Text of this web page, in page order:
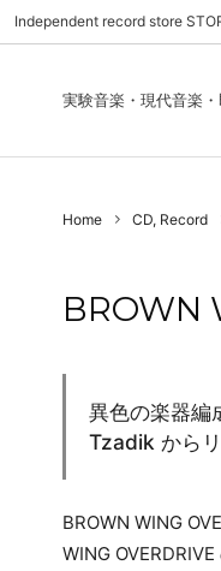
Independent record store
実験音楽・現代音楽
Used - CD,
Folk / World
Heads /
Contact Us |
Home CD, Record
BROWN
異色の楽器編
Tzadik から
BROWN WING
WING